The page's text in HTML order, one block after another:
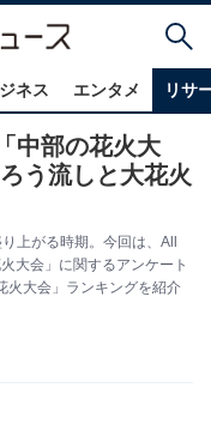
ネス エンタメ リサ
中部の花火大
う流しと大花火
上がる時期。今回は、All
大会」に関するアンケート
火大会」ランキングを紹介